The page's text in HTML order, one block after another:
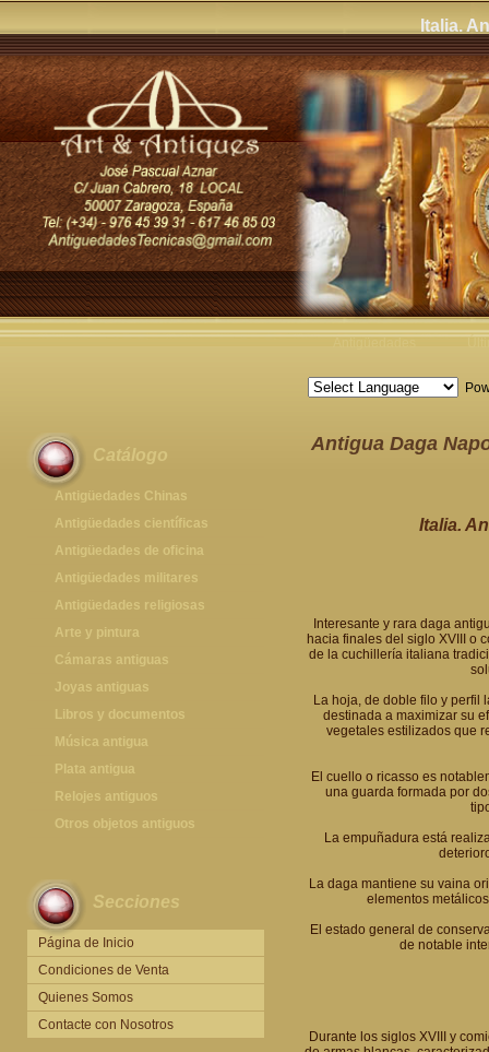
Italia.
Catálogo
Antigüedades Chinas
Antigüedades Chinas
Antigüedades científicas
Antigüedades científicas
Antigüedades de oficina
Máquinas de escribir antiguas
Calculadoras antiguas
Teléfonos y Telégrafos antiguos
Antigüedades militares
Espadas antiguas
Medallas y condecoraciones
Cascos militares
Otros artículos militares
Antigüedades religiosas
Antigüedades religiosas
Arte y pintura
Pintura antigua
Pintura contemporánea
Grabados antiguos y mapas
Cámaras antiguas
Cámaras antiguas
Joyas antiguas
Joyas antiguas
Libros y documentos
Libros antiguos
Fotografia antigua
Publicaciones antiguas
Música antigua
Gramófonos antiguos
Cajas de música antiguas
Radios antiguas
Plata antigua
Plata antigua
Relojes antiguos
Relojes sobremesa antiguos
Relojes de pie antiguos
Relojes de bolsillo antiguos
Relojes de pulsera antiguos
Otros objetos antiguos
Secciones
Página de Inicio
Condiciones de Venta
Quienes Somos
Contacte con Nosotros
Antigua Daga
Italia.
Interesante y rara daga
hacia finales del siglo XVIII o
de la cuchillería italiana
La hoja, de doble filo y perfil
destinada a maximizar su
vegetales estilizados que
El cuello o ricasso es
una guarda formada por
La empuñadura está
La daga mantiene su vaina
elementos
El estado general de
de notable
Durante los siglos XVIII y